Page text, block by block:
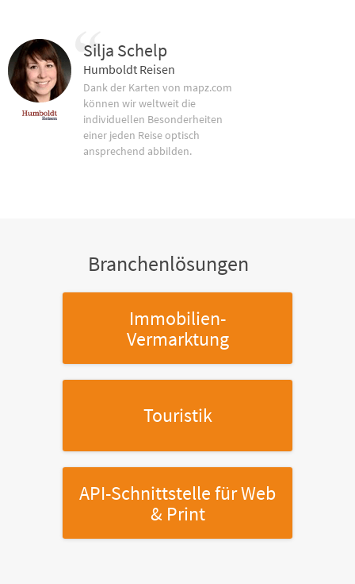
Silja Schelp
Humboldt Reisen
Dank der Karten von mapz.com
können wir weltweit die
individuellen Besonderheiten
einer jeden Reise optisch
ansprechend abbilden.
Branchenlösungen
Immobilien-
Vermarktung
Touristik
API-Schnittstellefür Web
& Print